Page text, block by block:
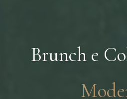
Brunch e